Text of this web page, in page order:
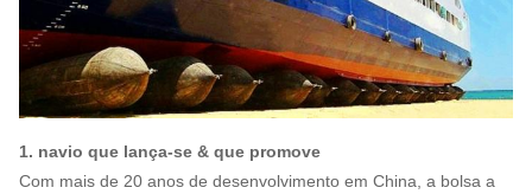
1. navio que lança-se & que promove
Com mais de 20 anos de desenvolvimento em China, a bolsa a